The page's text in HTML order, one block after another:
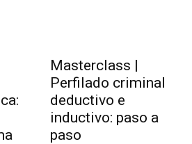
Masterclass |
Perfilado criminal
deductivo e
inductivo: paso a
paso